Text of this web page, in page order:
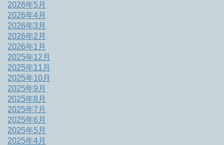
2026年5月
2026年4月
2026年3月
2026年2月
2026年1月
2025年12月
2025年11月
2025年10月
2025年9月
2025年8月
2025年7月
2025年6月
2025年5月
2025年4月